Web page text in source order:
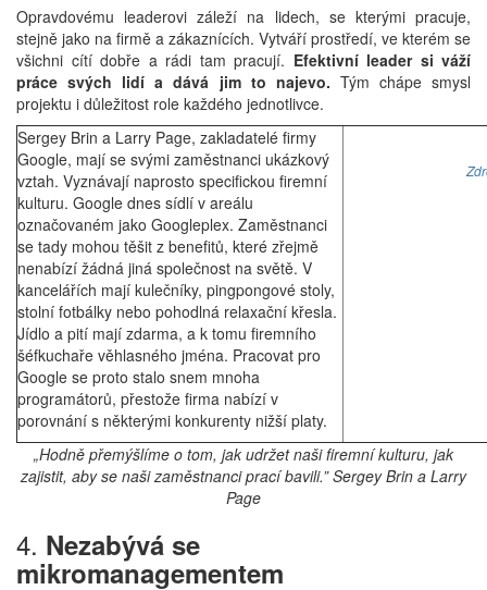
Opravdovému leaderovi záleží na lidech, se kterými pracuje,
stejně jako na firmě a zákaznících. Vytváří prostředí, ve kterém se
všichni cítí dobře a rádi tam pracují. Efektivní leader si váží
práce svých lidí a dává jim to najevo. Tým chápe smysl
projektu i důležitost role každého jednotlivce.
Sergey Brin a Larry Page, zakladatelé firmy
Google, mají se svými zaměstnanci ukázkový
vztah. Vyznávají naprosto specifickou firemní
kulturu. Google dnes sídlí v areálu
označovaném jako Googleplex. Zaměstnanci
se tady mohou těšit z benefitů, které zřejmě
nenabízí žádná jiná společnost na světě. V
kancelářích mají kulečníky, pingpongové stoly,
stolní fotbálky nebo pohodlná relaxační křesla.
Jídlo a pití mají zdarma, a k tomu firemního
šéfkuchaře věhlasného jména. Pracovat pro
Google se proto stalo snem mnoha
programátorů, přestože firma nabízí v
porovnání s některými konkurenty nižší platy.
„Hodně přemýšlíme o tom, jak udržet naši firemní kulturu, jak
zajistit, aby se naši zaměstnanci prací bavili.” Sergey Brin a Larry
Page
4. Nezabývá se
mikromanagementem